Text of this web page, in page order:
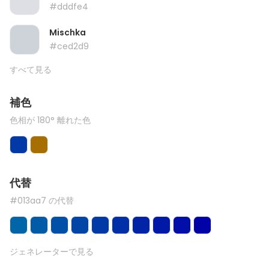
#dddfe4
Mischka
#ced2d9
すべて見る
補色
色相が 180° 離れた色
代替
#013aa7 の代替
ジェネレーターで見る